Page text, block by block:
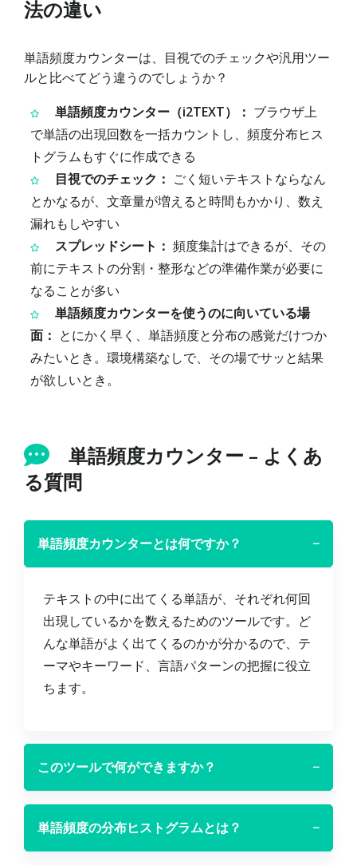
法の違い
単語頻度カウンターは、目視でのチェックや汎用ツー
ルと比べてどう違うのでしょうか？
単語頻度カウンター（i2TEXT）： ブラウザ上
で単語の出現回数を一括カウントし、頻度分布ヒス
トグラムもすぐに作成できる
目視でのチェック： ごく短いテキストならなん
とかなるが、文章量が増えると時間もかかり、数え
漏れもしやすい
スプレッドシート： 頻度集計はできるが、その
前にテキストの分割・整形などの準備作業が必要に
なることが多い
単語頻度カウンターを使うのに向いている場
面： とにかく早く、単語頻度と分布の感覚だけつか
みたいとき。環境構築なしで、その場でサッと結果
が欲しいとき。
単語頻度カウンター – よくあ
る質問
単語頻度カウンターとは何ですか？ −
テキストの中に出てくる単語が、それぞれ何回
出現しているかを数えるためのツールです。ど
んな単語がよく出てくるのかが分かるので、テ
ーマやキーワード、言語パターンの把握に役立
ちます。
このツールで何ができますか？ −
単語頻度の分布ヒストグラムとは？ −